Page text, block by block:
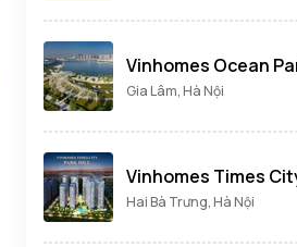
Vinhomes Ocean
Gia Lâm, Hà Nội
Vinhomes Times
Hai Bà Trưng, Hà Nội